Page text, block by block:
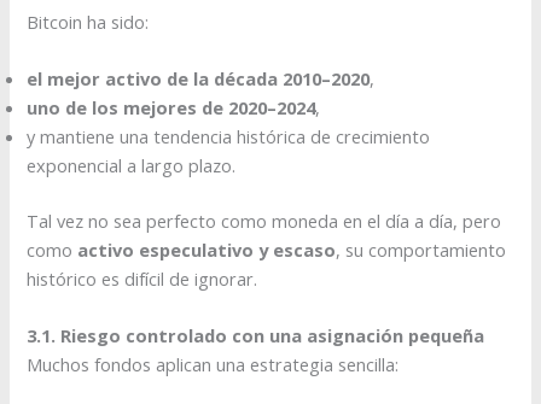
Bitcoin ha sido:
el mejor activo de la década 2010–2020,
uno de los mejores de 2020–2024,
y mantiene una tendencia histórica de crecimiento
exponencial a largo plazo.
Tal vez no sea perfecto como moneda en el día a día, pero
como activo especulativo y escaso, su comportamiento
histórico es difícil de ignorar.
3.1. Riesgo controlado con una asignación pequeña
Muchos fondos aplican una estrategia sencilla: